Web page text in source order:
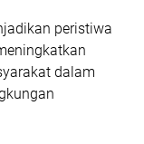
peristiwa
dalam